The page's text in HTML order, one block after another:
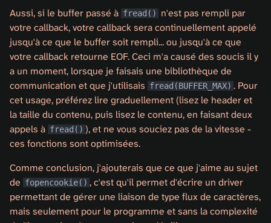
Aussi, si le buffer passé à fread()
n'est pas rempli par
votre callback, votre callback sera continuellement appelé
jusqu'à ce que le buffer soit rempli... ou jusqu'à ce que
votre callback retourne EOF. Ceci m'a causé des soucis il y
a un moment, lorsque je faisais une bibliothèque de
communication et que j'utilisais fread(BUFFER_MAX) . Pour
cet usage, préférez lire graduellement (lisez le header et
la taille du contenu, puis lisez le contenu, en faisant deux
appels à fread() ), et ne vous souciez pas de la vitesse -
ces fonctions sont optimisées.
Comme conclusion, j'ajouterais que ce que j'aime au sujet
de fopencookie() , c'est qu'il permet d'écrire un driver
permettant de gérer une liaison de type flux de caractères,
mais seulement pour le programme et sans la complexité